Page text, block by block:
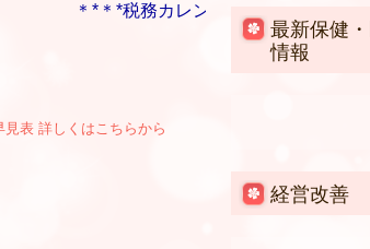
＊*＊*税務カレンダー 税務Q&A 随時
最新保健
情報
経営改善